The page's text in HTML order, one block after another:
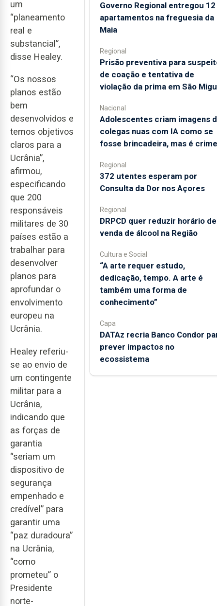
um
“planeamento
real e
substancial”,
disse Healey.
“Os nossos
planos estão
bem
desenvolvidos e
temos objetivos
claros para a
Ucrânia”,
afirmou,
especificando
que 200
responsáveis
militares de 30
países estão a
trabalhar para
desenvolver
planos para
aprofundar o
envolvimento
europeu na
Ucrânia.
Healey referiu-
se ao envio de
um contingente
militar para a
Ucrânia,
indicando que
as forças de
garantia
“seriam um
dispositivo de
segurança
empenhado e
credível” para
garantir uma
“paz duradoura”
na Ucrânia,
“como
prometeu” o
Presidente
norte-
Governo Regional entregou 12
apartamentos na freguesia da
Maia
Regional
Prisão preventiva para
de coação e tentativa de
violação da prima em São
Nacional
Adolescentes criam imagens
colegas nuas com IA como se
fosse brincadeira, mas é crime
Regional
372 utentes esperam por
Consulta da Dor nos Açores
Regional
DRPCD quer reduzir horário de
venda de álcool na Região
Cultura e Social
“A arte requer estudo,
dedicação, tempo. A arte é
também uma forma de
conhecimento”
Capa
DATAz recria Banco Condor
prever impactos no
ecossistema